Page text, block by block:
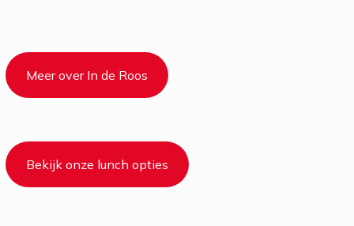
Meer over In de Roos
Bekijk onze lunch opties